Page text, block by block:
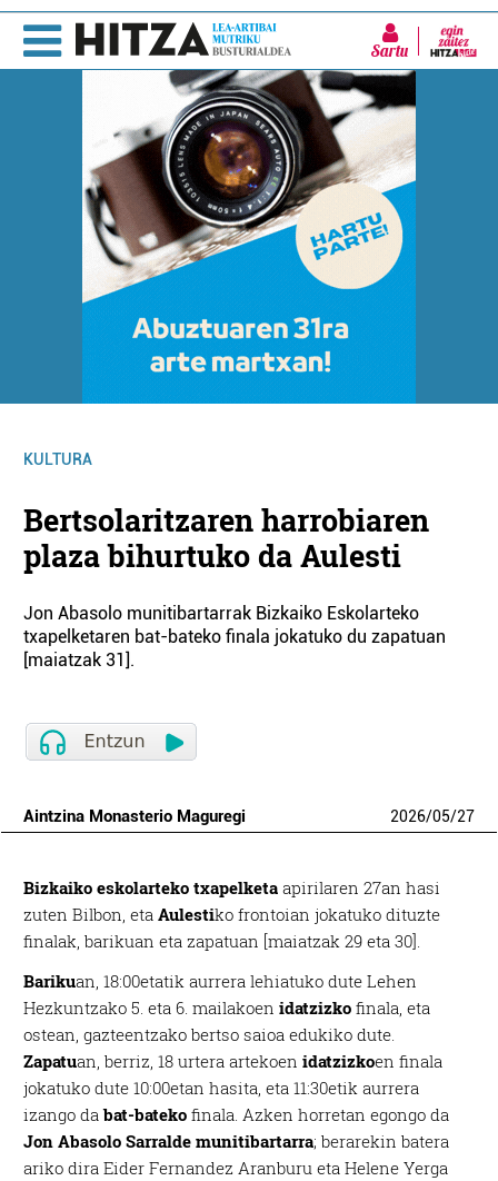
Sartu
KULTURA
Bertsolaritzaren harrobiaren
plaza bihurtuko da Aulesti
Jon Abasolo munitibartarrak Bizkaiko Eskolarteko
txapelketaren bat-bateko finala jokatuko du zapatuan
[maiatzak 31].
Aintzina Monasterio Maguregi 2026/05/27
Bizkaiko eskolarteko txapelketa apirilaren 27an hasi
zuten Bilbon, etaAulestiko frontoian jokatuko dituzte
finalak, barikuan eta zapatuan [maiatzak 29 eta 30].
Barikuan, 18:00etatik aurrera lehiatuko dute Lehen
Hezkuntzako 5. eta 6. mailakoenidatzizko finala, eta
ostean, gazteentzako bertso saioa edukiko dute.
Zapatuan, berriz, 18 urtera artekoenidatzizkoen finala
jokatuko dute 10:00etan hasita, eta 11:30etik aurrera
izango dabat-bateko finala. Azken horretan egongo da
Jon Abasolo Sarralde munitibartarra; berarekin batera
ariko dira Eider Fernandez Aranburu eta Helene Yerga